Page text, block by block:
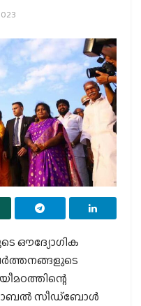
ഔദ്യോഗിക
സീഡ്ബോൾ